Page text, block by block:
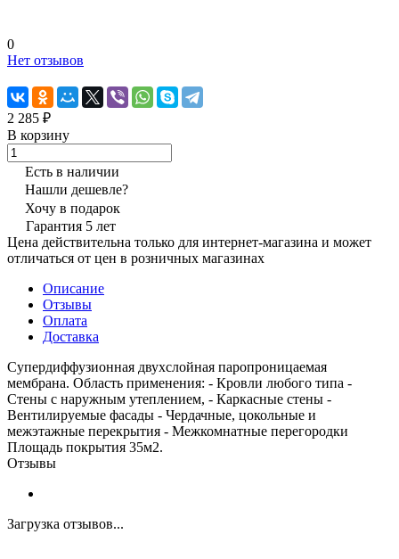
0
Нет отзывов
2 285 ₽
В корзину
Есть в наличии
Нашли дешевле?
Хочу в подарок
Гарантия 5 лет
Цена действительна только для интернет-магазина и может
отличаться от цен в розничных магазинах
Описание
Отзывы
Оплата
Доставка
Супердиффузионная двухслойная паропроницаемая
мембрана. Область применения: - Кровли любого типа -
Стены с наружным утеплением, - Каркасные стены -
Вентилируемые фасады - Чердачные, цокольные и
межэтажные перекрытия - Межкомнатные перегородки
Площадь покрытия 35м2.
Отзывы
Загрузка отзывов...